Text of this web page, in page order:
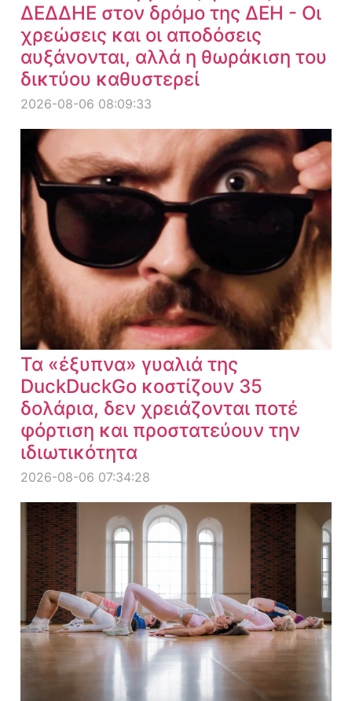
ΔΕΔΔΗΕ στον δρόμο της ΔΕΗ - Οι
χρεώσεις και οι αποδόσεις
αυξάνονται, αλλά η θωράκιση του
δικτύου καθυστερεί
2026-08-06 08:09:33
Τα «έξυπνα» γυαλιά της
DuckDuckGo κοστίζουν 35
δολάρια, δεν χρειάζονται ποτέ
φόρτιση και προστατεύουν την
ιδιωτικότητα
2026-08-06 07:34:28